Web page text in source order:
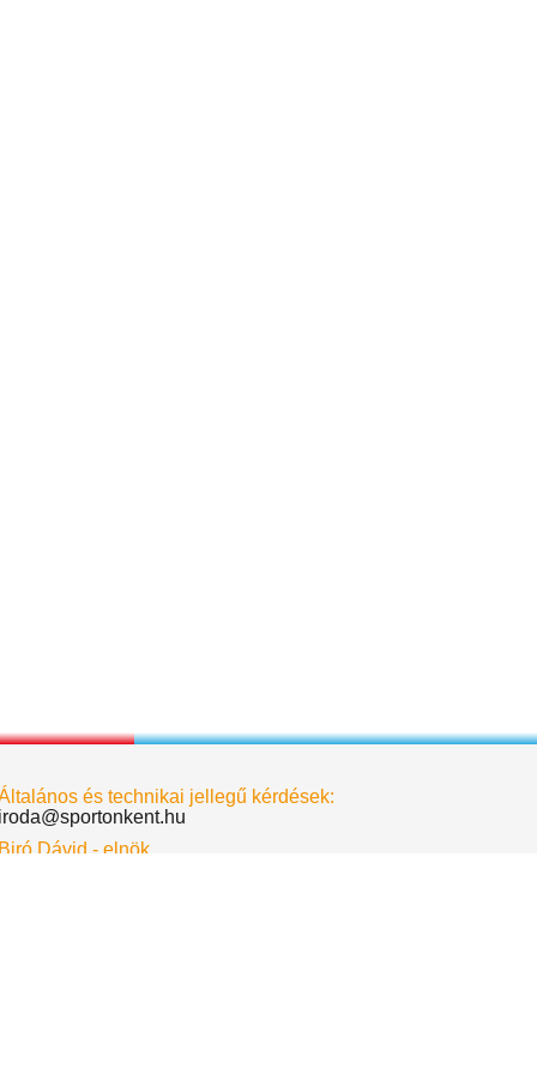
és technikai jellegű kérdések:
iroda@sportonkent.hu
Biró Dávid - elnök